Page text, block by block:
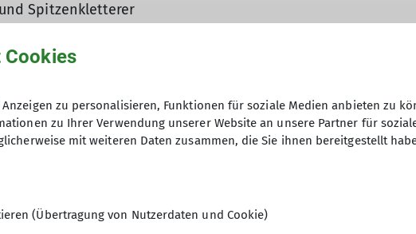
Spitzenkletterer
zum Fachübungsleiter oder Trainer
der Pflege des alpinen Wegenetzes
der Alpenvereinshütten
in einem der vielen Bereiche der Sektionsarbeit
Cookies
zu personalisieren, Funktionen für soziale Medien anbieten zu
zu Ihrer Verwendung unserer Website an unsere Partner für
mit weiteren Daten zusammen, die Sie ihnen bereitgestellt
(Übertragung von Nutzerdaten und Cookie)